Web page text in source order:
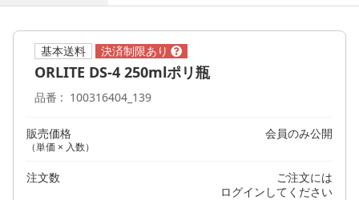
基本送料
ORLITE DS-4 250mlポリ瓶
品番 100316404_139
販売価格
（単価 × 入数）
会員のみ公開
注文数
ご注文には
ログイン してください